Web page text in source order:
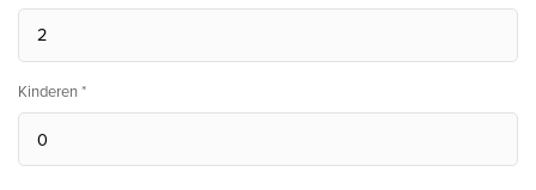
Kinderen *